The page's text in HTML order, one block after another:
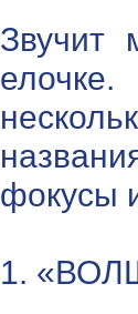
Звучит
фокусы
1.